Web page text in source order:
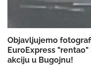
Objavljujemo
EuroExpress
akciju u Bugojnu!